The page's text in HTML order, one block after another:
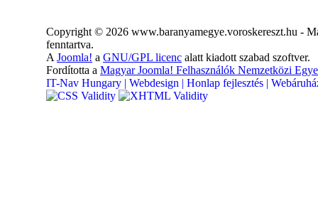
Copyright © 2026 www.baranyamegye.voroskereszt.hu -
fenntartva.
A Joomla! a GNU/GPL licenc alatt kiadott szabad szoftver.
Fordította a Magyar Joomla! Felhasználók Nemzetközi
IT-Nav Hungary | Webdesign | Honlap fejlesztés |